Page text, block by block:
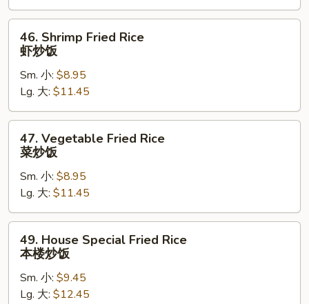
炒
饭
Shrimp
Fried
Rice
炒
饭
46. Shrimp Fried Rice
虾炒饭
Sm. 小: $8.95
Lg. 大: $11.45
Vegetable
Fried
Rice
炒
饭
47. Vegetable Fried Rice
菜炒饭
Sm. 小: $8.95
Lg. 大: $11.45
House
Special
Fried
Rice
49. House Special Fried Rice
本楼炒饭
Sm. 小: $9.45
Lg. 大: $12.45